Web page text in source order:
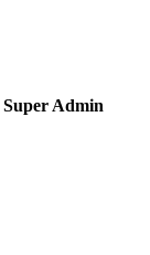
Super Admin